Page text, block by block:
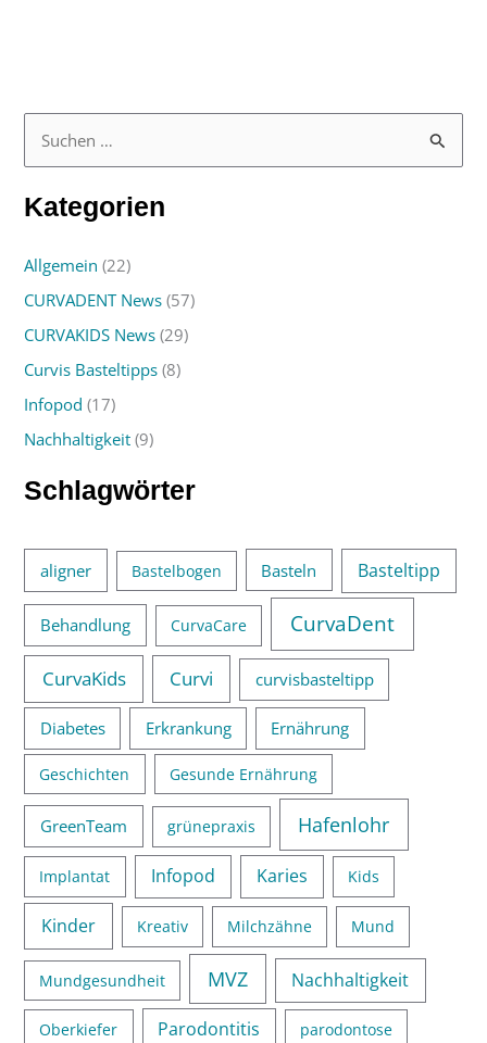
c
e
n
n
a
c
Kategorien
Allgemein (22)
CURVADENT News (57)
CURVAKIDS News (29)
Curvis Basteltipps (8)
Infopod (17)
Nachhaltigkeit (9)
Schlagwörter
aligner Bastelbogen Basteln Basteltipp
Behandlung CurvaCare CurvaDent
CurvaKids Curvi curvisbasteltipp
Diabetes Erkrankung Ernährung
Geschichten Gesunde Ernährung
GreenTeam grünepraxis Hafenlohr
Implantat Infopod Karies Kids
Kinder Kreativ Milchzähne Mund
Mundgesundheit MVZ Nachhaltigkeit
Oberkiefer Parodontitis parodontose